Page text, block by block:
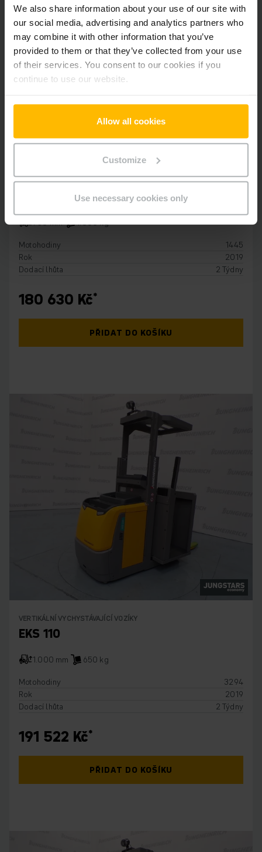
We also share information about your use of our site with
our social media, advertising and analytics partners who
may combine it with other information that you’ve
provided to them or that they’ve collected from your use
of their services. You consent to our cookies if you
continue to use our website.
Allow all cookies
Customize
Use necessary cookies only
VEHICLE IN
COMPLETION!
IMAGES WILL FOLLOW
HORIZONTÁLNÍ VYCHYSTÁVAJÍCÍ VOZÍKY
750 mm
1.000 kg
Motohodiny
1445
Rok
2019
Dodací lhůta
2 Týdny
180 630 Kč
PŘIDAT DO KOŠÍKU
VERTIKÁLNÍ VYCHYSTÁVAJÍCÍ VOZÍKY
EKS 110
1.000 mm
650 kg
Motohodiny
3294
Rok
2019
Dodací lhůta
2 Týdny
191 522 Kč
PŘIDAT DO KOŠÍKU